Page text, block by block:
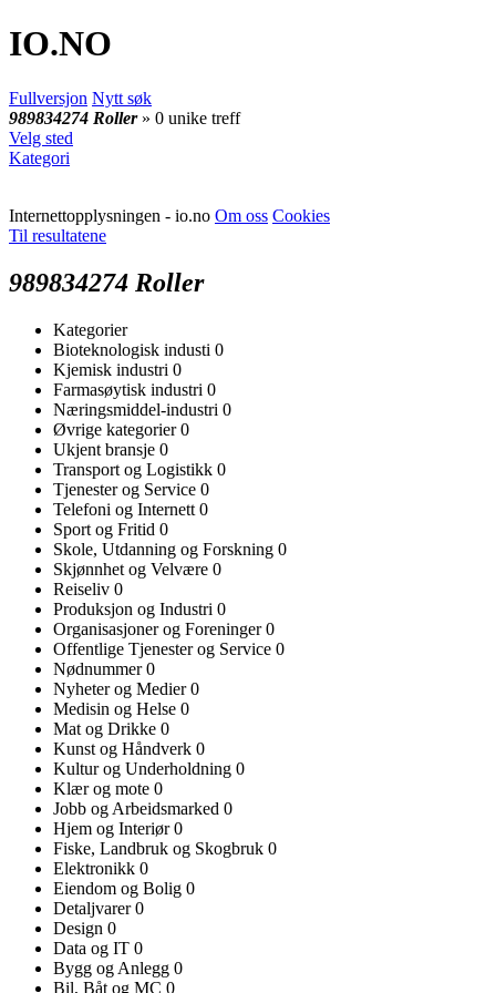
IO.NO
Fullversjon Nytt søk
989834274 Roller » 0 unike treff
Velg sted
Kategori
Internettopplysningen - io.no Om oss Cookies
Til resultatene
989834274 Roller
Kategorier
Bioteknologisk industi 0
Kjemisk industri 0
Farmasøytisk industri 0
Næringsmiddel-industri 0
Øvrige kategorier0
Ukjent bransje 0
Transport og Logistikk 0
Tjenester og Service 0
Telefoni og Internett 0
Sport og Fritid 0
Skole, Utdanning og Forskning 0
Skjønnhet og Velvære 0
Reiseliv 0
Produksjon og Industri 0
Organisasjoner og Foreninger0
Offentlige Tjenester og Service 0
Nødnummer0
Nyheter og Medier0
Medisin og Helse 0
Mat og Drikke 0
Kunst og Håndverk 0
Kultur og Underholdning 0
Klær og mote 0
Jobb og Arbeidsmarked 0
Hjem og Interiør0
Fiske, Landbruk og Skogbruk 0
Elektronikk 0
Eiendom og Bolig 0
Detaljvarer0
Design 0
Data og IT 0
Bygg og Anlegg 0
Bil, Båt og MC 0